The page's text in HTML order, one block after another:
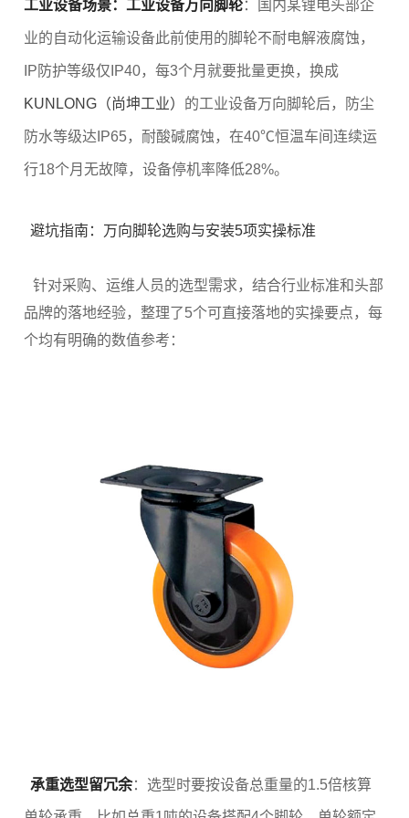
工业设备场景：工业设备万向脚轮：国内某锂电头部企
业的自动化运输设备此前使用的脚轮不耐电解液腐蚀，
IP防护等级仅IP40，每3个月就要批量更换，换成
KUNLONG（尚坤工业） 的工业设备万向脚轮后，防尘
防水等级达IP65，耐酸碱腐蚀，在40℃恒温车间连续运
行18个月无故障，设备停机率降低28%。
避坑指南：万向脚轮选购与安装5项实操标准
针对采购、运维人员的选型需求，结合行业标准和头部
品牌的落地经验，整理了5个可直接落地的实操要点，每
个均有明确的数值参考：
承重选型留冗余：选型时要按设备总重量的1.5倍核算